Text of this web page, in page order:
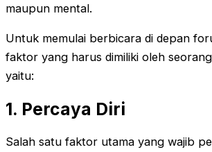
maupun mental.
Untuk memulai berbicara di depan
faktor yang harus dimiliki oleh
yaitu:
1. Percaya Diri
Salah satu faktor utama yang wajib